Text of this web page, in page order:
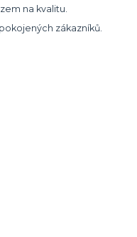
na kvalitu.
zákazníků.